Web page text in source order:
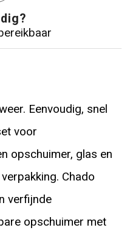
Eenvoudig, snel
voor
opschuimer, glas en
Chado
verfijnde
opschuimer met